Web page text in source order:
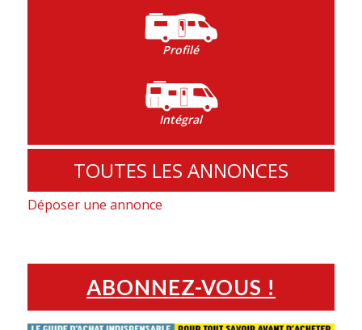
Profilé
Intégral
TOUTES LES ANNONCES
Déposer une annonce
ABONNEZ-VOUS !